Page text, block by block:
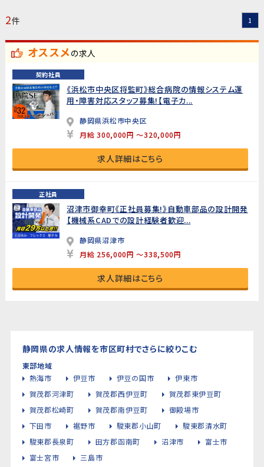
2件 1
オススメの求人
契約社員
《浜松市中央区将監町》総合病院の情報システム運
用・障害対応スタッフ募集!【電子カ...
静岡県浜松市中央区
月給 300,000円 ～320,000円
求人詳細はこちら
正社員
沼津市御幸町《正社員募集!》自動車部品の設計開発
【機械系CADでの設計経験者歓迎...
静岡県沼津市
月給 256,000円 ～338,500円
求人詳細はこちら
静岡県の求人情報を市区町村でさらに絞りこむ
東部地域
熱海市
伊豆市 伊豆の国市
伊東市
賀茂郡河津町
賀茂郡西伊豆町
賀茂郡東伊豆町
賀茂郡松崎町
賀茂郡南伊豆町
御殿場市
下田市
裾野市 駿東郡小山町
駿東郡清水町
駿東郡長泉町
田方郡函南町 沼津市
富士市
富士宮市
三島市